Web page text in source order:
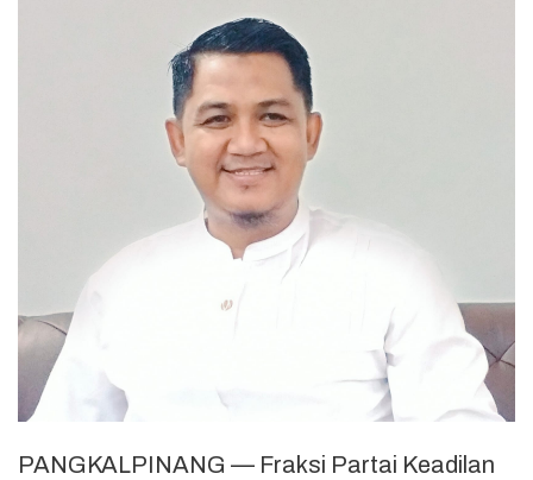
PANGKALPINANG — Fraksi Partai Keadilan